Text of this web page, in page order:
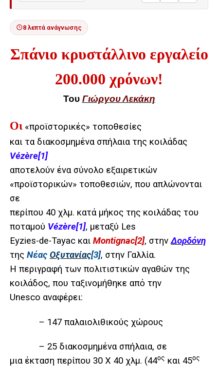
8 λεπτά ανάγνωσης
Σπάνιο κρυστάλλινο εργαλείο
200.000 χρόνων!
Του Γιώργου Λεκάκη
Οι«προϊστορικές» τοποθεσίες
και τα διακοσμημένα σπήλαια της κοιλάδας
Vézère[1]
αποτελούν ένα σύνολο εξαιρετικών
«προϊστορικών» τοποθεσιών, που απλώνονται
σε
περίπου 40 χλμ. κατά μήκος της κοιλάδας του
ποταμού Vézère[1], μεταξύ Les
Eyzies-de-Tayac και Montignac[2], στηνΔορδόνη
της Νέας Οξυτανίας[3], στην Γαλλία.
Η περιγραφή των πολιτιστικών αγαθών της
κοιλάδος, που ταξινομήθηκε από την
Unesco αναφέρει:
– 147 παλαιολιθικούς χώρους
– 25 διακοσμημένα σπήλαια, σε
μια έκταση περίπου 30 Χ 40 χλμ. (44ος και 45ος